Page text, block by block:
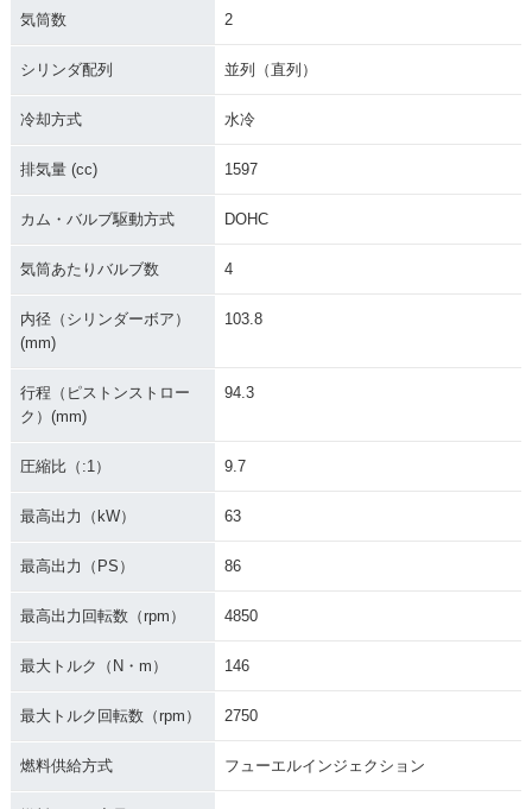
気筒数 2
シリンダ配列 並列（直列）
冷却方式 水冷
排気量 (cc) 1597
カム・バルブ駆動方式 DOHC
気筒あたりバルブ数 4
内径（シリンダーボア）
(mm)
103.8
行程（ピストンストロー
ク）(mm)
94.3
圧縮比（:1） 9.7
最高出力（kW） 63
最高出力（PS） 86
最高出力回転数（rpm） 4850
最大トルク（N・m） 146
最大トルク回転数（rpm） 2750
燃料供給方式 フューエルインジェクション